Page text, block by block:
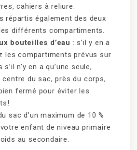
cahiers à reliure.
répartis également des deux
différents compartiments.
bouteilles d’eau : s’il y en a
les compartiments prévus sur
n’y en a qu’une seule,
du sac, près du corps,
fermé pour éviter les
sac d’un maximum de 10 %
enfant de niveau primaire
au secondaire.